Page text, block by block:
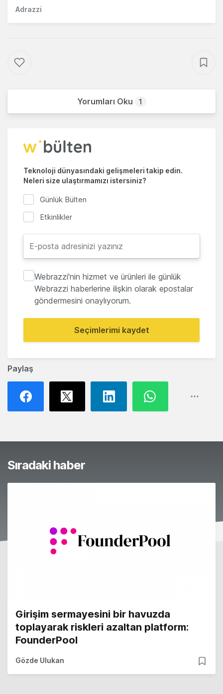
Paylaş
Adrazzi
Yorumları Oku 1
Teknoloji dünyasındaki gelişmeleri takip edin.
Neleri size ulaştırmamızı istersiniz?
Günlük Bülten
Etkinlikler
Webrazzi'nin hizmet ve ürünleri ile günlük
Webrazzi haberlerine ilişkin olarak epostalar
göndermesini onaylıyorum.
Seçimlerimi kaydet
Sıradaki haber
Girişim sermayesini bir havuzda
toplayarak riskleri azaltan platform:
FounderPool
Gözde Ulukan